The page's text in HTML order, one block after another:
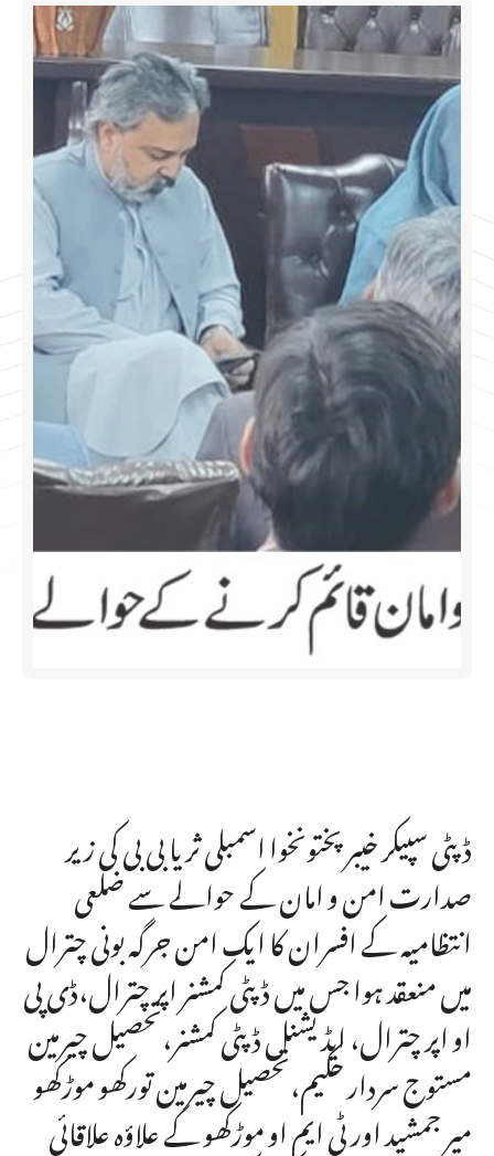
ڈپٹی سپیکر خیبرپختونخوا اسمبلی ثریا بی بی کی زیر
صدارت امن و امان کے حوالے سے ضلعی
انتظامیہ کے افسران کا ایک امن جرگہ بونی چترال
میں منعقد ہوا جس میں ڈپٹی کمشنر اپر چترال،ڈی پی
او اپر چترال، ایڈیشنل ڈپٹی کمشنر،تحصیل چیرمین
مستوج سردار حکیم،تحصیل چیرمین تورکھو موڑکھو
میر جمشید اور ٹی ایم او موڑکھو کے علاؤہ علاقائی